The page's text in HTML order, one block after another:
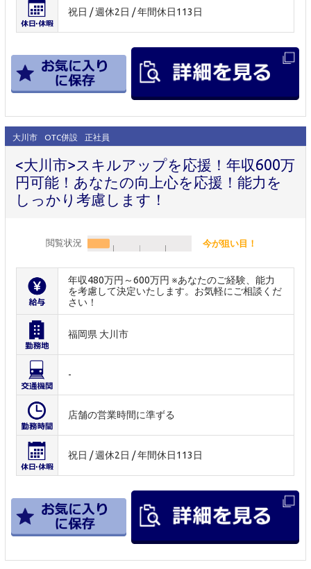
祝日 / 週休2日 / 年間休日113日
大川市 OTC併設 正社員
<大川市>スキルアップを応援！年収600万
円可能！あなたの向上心を応援！能力を
しっかり考慮します！
閲覧状況 今が狙い目！
年収480万円～600万円 ※あなたのご経験、能力
を考慮して決定いたします。お気軽にご相談くだ
さい！
福岡県 大川市
-
店舗の営業時間に準ずる
祝日 / 週休2日 / 年間休日113日